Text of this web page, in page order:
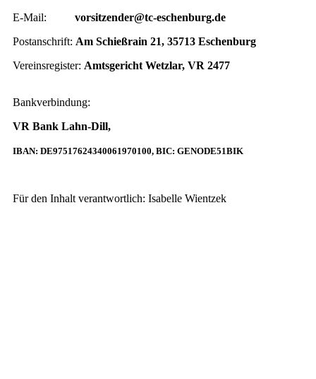
E-Mail: vorsitzender@tc-eschenburg.de
Postanschrift: Am Schießrain 21, 35713 Eschenburg
Vereinsregister: Amtsgericht Wetzlar, VR 2477
Bankverbindung:
VR Bank Lahn-Dill,
IBAN: DE97517624340061970100, BIC: GENODE51BIK
Für den Inhalt verantwortlich: Isabelle Wientzek